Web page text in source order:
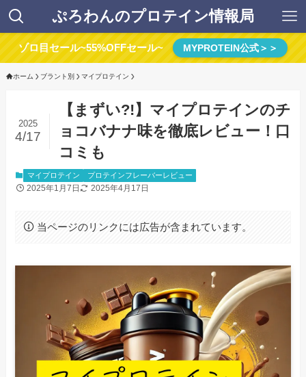
ぷろわんのプロテイン情報局
ゾロ目セール~55%OFFセール~ MYPROTEIN公式＞＞
ホーム ブラント別 マイプロテイン
【まずい?!】マイプロテインのチ
ョコバナナ味を徹底レビュー！口
コミも
2025
4/17
マイプロテイン プロテインフレーバーレビュー
2025年1月7日 2025年4月17日
当ページのリンクには広告が含まれています。